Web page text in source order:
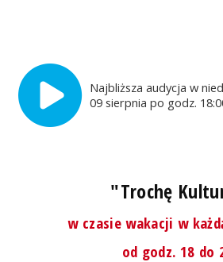
Najbliższa audycja w
09 sierpnia po godz.
"Trochę
w czasie wakacji w
od godz. 18 do